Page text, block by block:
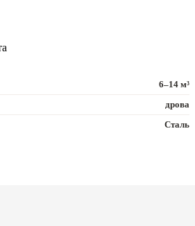
6–14 м³
дрова
Сталь